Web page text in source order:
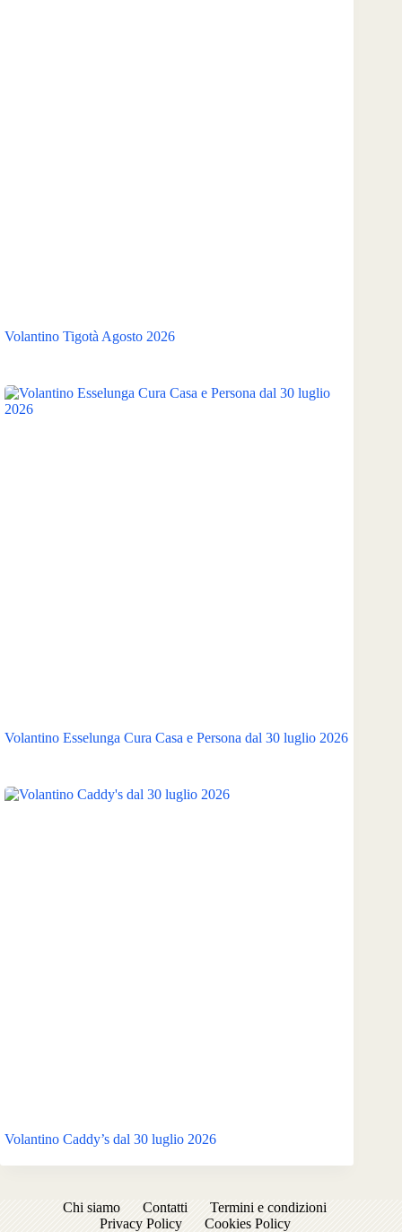
Volantino Tigotà Agosto 2026
Volantino Esselunga Cura Casa e Persona dal 30 luglio 2026
Volantino Caddy’s dal 30 luglio 2026
Chi siamo Contatti
Termini e condizioni
Privacy Policy
Cookies Policy